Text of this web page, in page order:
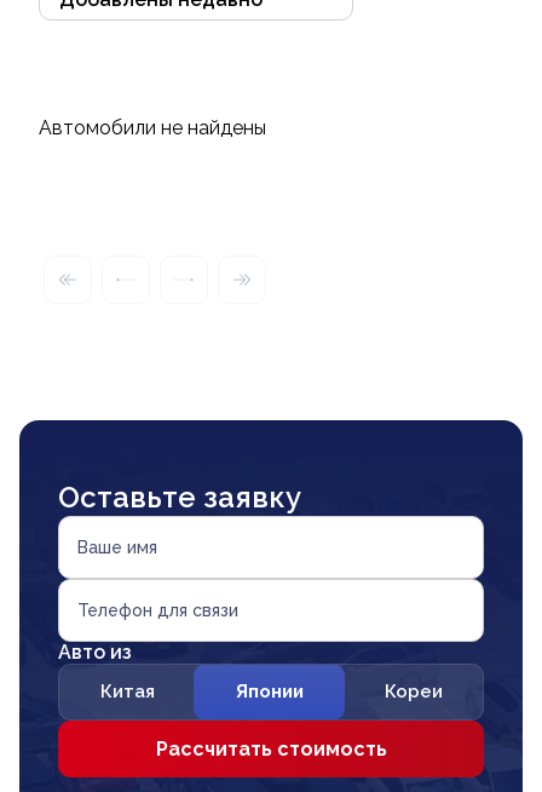
Автомобили не найдены
Оставьте заявку
Ваше имя
Телефон для связи
Авто из
Китая Японии Кореи
Рассчитать стоимость